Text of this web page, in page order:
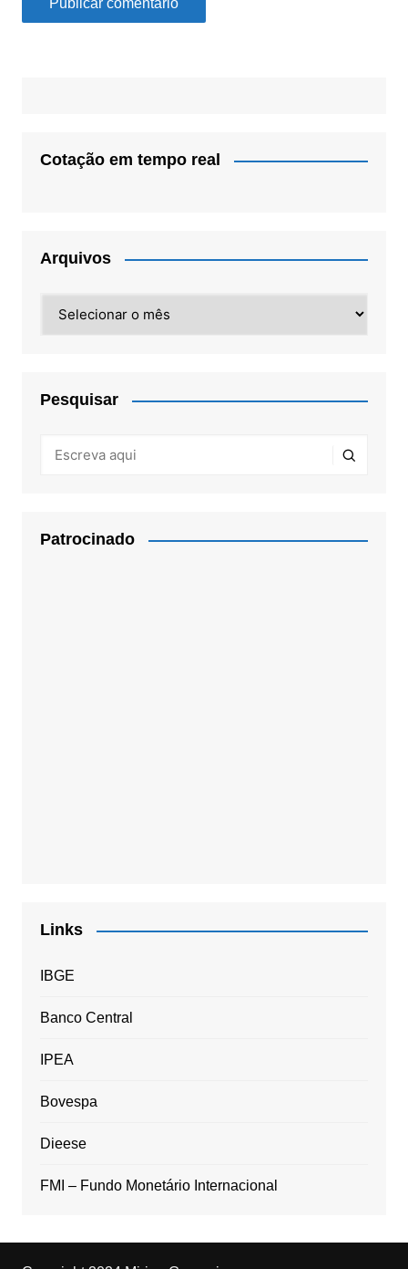
Cotação em tempo real
Arquivos
Pesquisar
Patrocinado
Links
IBGE
Banco Central
IPEA
Bovespa
Dieese
FMI – Fundo Monetário Internacional